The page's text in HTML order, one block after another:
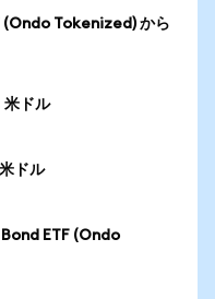
(Ondo Tokenized) から
ドル
ドル
ETF (Ondo